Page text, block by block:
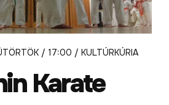
/ 17:00 / KULTÚRKÚRIA
Karate